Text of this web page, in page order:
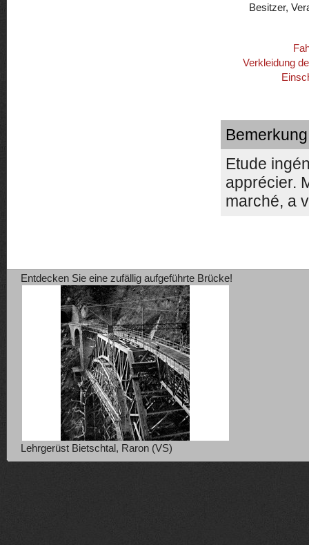
Besitzer,
Verkleidung
Etude
apprécier.
marché, a
Entdecken Sie eine zufällig aufgeführte Brücke!
Lehrgerüst Bietschtal, Raron (VS)